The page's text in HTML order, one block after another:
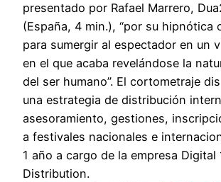
presentado por Rafael Marrero,
(España, 4 min.), “por su hipnótica
para sumergir al espectador en un
en el que acaba revelándose la
del ser humano”. El cortometraje
una estrategia de distribución
asesoramiento, gestiones,
a festivales nacionales e
1 año a cargo de la empresa Digital
Distribution.